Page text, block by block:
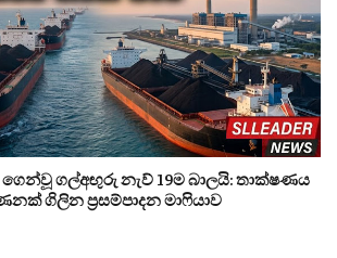
ගල්අඟුරු නැව් 19ම බාලයි: තාක්ෂණය
ගිලින ප්‍රසම්පාදන මාෆියාව